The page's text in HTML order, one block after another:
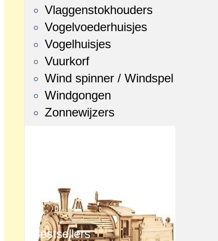
Vlaggenstokhouders
Vogelvoederhuisjes
Vogelhuisjes
Vuurkorf
Wind spinner / Windspel
Windgongen
Zonnewijzers
Bestsellers